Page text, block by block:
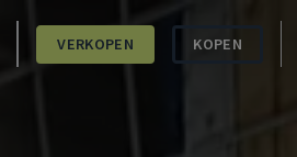
VERKOPEN KOPEN